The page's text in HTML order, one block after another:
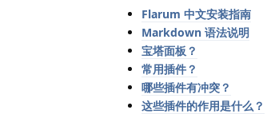
Flarum 中文安装指南
Markdown 语法说明
宝塔面板？
常用插件？
哪些插件有冲突？
这些插件的作用是什么？